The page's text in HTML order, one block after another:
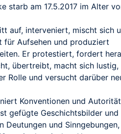
starb am 17.5.2017 im Alter
auf, interveniert, mischt sich
für Aufsehen und produziert
Er protestiert, fordert
übertreibt, macht sich lustig,
Rolle und versucht darüber
Konventionen und
gefügte Geschichtsbilder und
Deutungen und